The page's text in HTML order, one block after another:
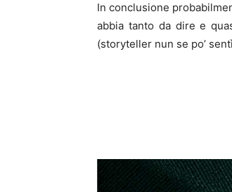
In conclusione
abbia tanto da dire e
(storyteller nun se po’